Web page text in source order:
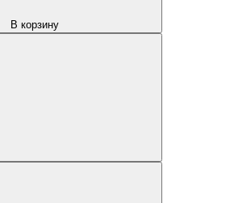
В корзину